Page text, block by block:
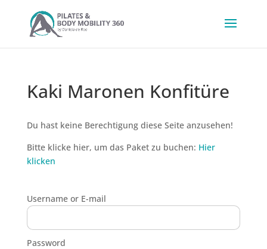
Kaki Maronen Konfitüre
Du hast keine Berechtigung diese Seite anzusehen!
Bitte klicke hier, um das Paket zu buchen: Hier
klicken
Username or E-mail
Password